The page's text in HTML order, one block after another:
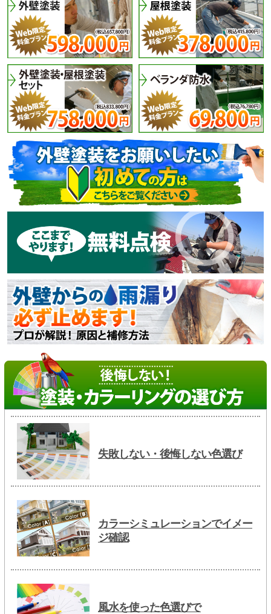
失敗しない・後悔しない色選び
カラーシミュレーションでイメー
ジ確認
風水を使った色選びで